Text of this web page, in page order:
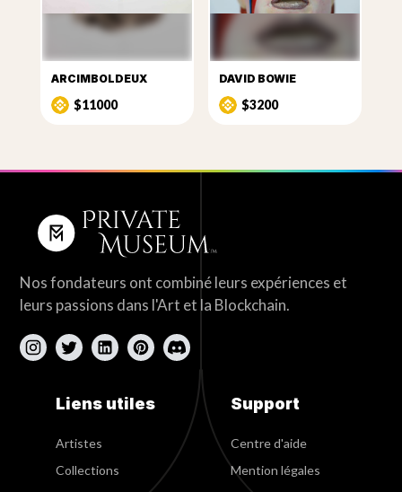
ARCIMBOLDEUX
$11000
DAVID BOWIE
$3200
Nos fondateurs ont combiné leurs expériences et
leurs passions dans l'Art et la Blockchain.
Liens utiles
Artistes
Collections
Support
Centre d'aide
Mention légales